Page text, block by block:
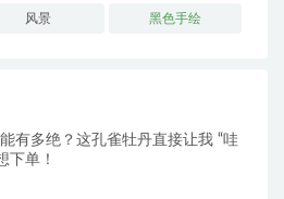
风景 黑色手绘
有多绝？这孔雀牡丹直接让我 “哇
下单！